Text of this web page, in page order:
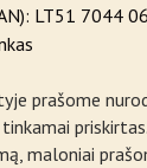
LT51 7044
prašome
priskirtas.
maloniai